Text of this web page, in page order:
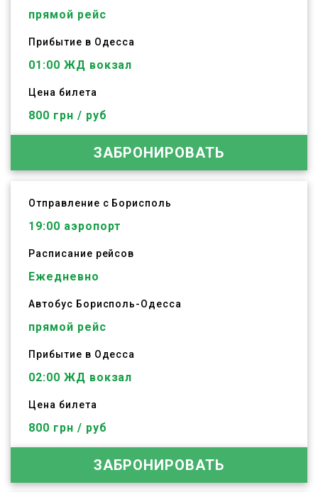
прямой рейс
Прибытие в Одесса
01:00 ЖД вокзал
Цена билета
800 грн / руб
ЗАБРОНИРОВАТЬ
Отправление с Борисполь
19:00 аэропорт
Расписание рейсов
Ежедневно
Автобус Борисполь-Одесса
прямой рейс
Прибытие в Одесса
02:00 ЖД вокзал
Цена билета
800 грн / руб
ЗАБРОНИРОВАТЬ